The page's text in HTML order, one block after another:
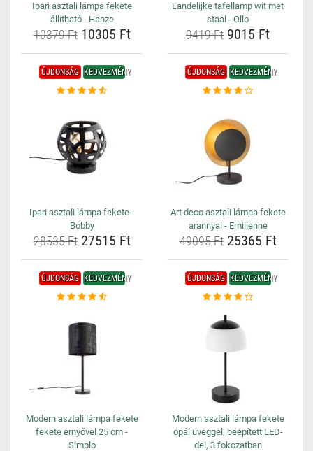
Ipari asztali lámpa fekete
állítható - Hanze
10379 Ft10305 Ft
Landelijke tafellamp wit met
staal - Ollo
9419 Ft 9015 Ft
ÚJDONSÁG KEDVEZMÉNY
Ipari asztali lámpa fekete -
Bobby
28535 Ft27515 Ft
ÚJDONSÁG KEDVEZMÉNY
Art deco asztali lámpa fekete
arannyal - Emilienne
49095 Ft25365 Ft
ÚJDONSÁG KEDVEZMÉNY
Modern asztali lámpa fekete
fekete ernyővel 25 cm -
Simplo
ÚJDONSÁG KEDVEZMÉNY
Modern asztali lámpa fekete
opál üveggel, beépített LED-
del, 3 fokozatban